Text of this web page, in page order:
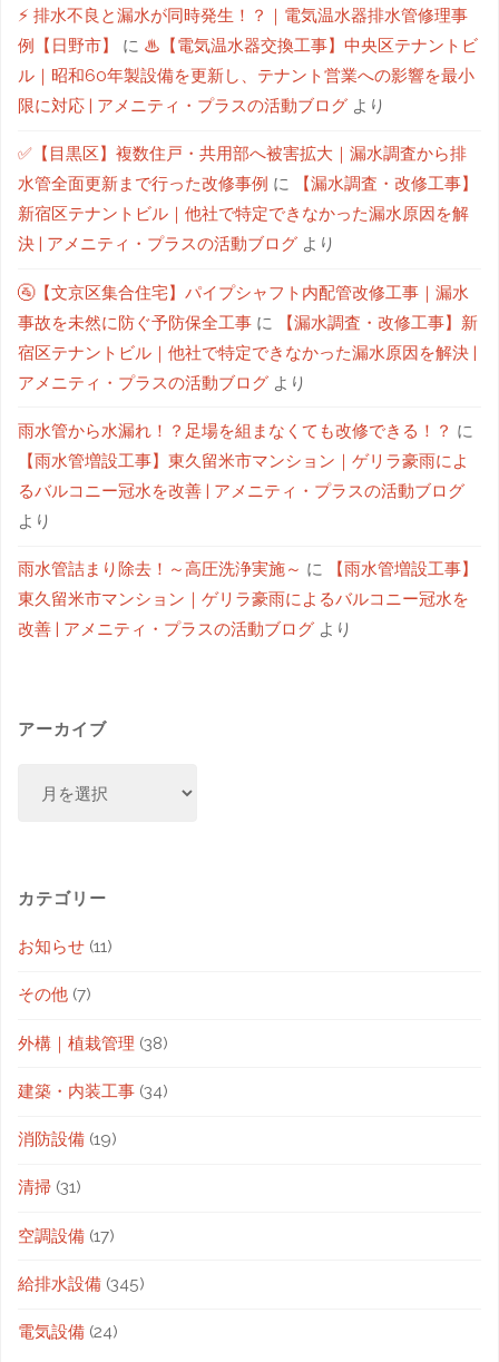
⚡ 排水不良と漏水が同時発生！？｜電気温水器排水管修理事
例【日野市】
に ♨【電気温水器交換工事】中央区テナントビ
ル｜昭和60年製設備を更新し、テナント営業への影響を最小
限に対応 | アメニティ・プラスの活動ブログ より
✅【目黒区】複数住戸・共用部へ被害拡大｜漏水調査から排
水管全面更新まで行った改修事例 に
【漏水調査・改修工事】
新宿区テナントビル｜他社で特定できなかった漏水原因を解
決 | アメニティ・プラスの活動ブログ より
🚰【文京区集合住宅】パイプシャフト内配管改修工事｜漏水
事故を未然に防ぐ予防保全工事 に
【漏水調査・改修工事】新
宿区テナントビル｜他社で特定できなかった漏水原因を解決 |
アメニティ・プラスの活動ブログ より
雨水管から水漏れ！？足場を組まなくても改修できる！？ に
【雨水管増設工事】東久留米市マンション｜ゲリラ豪雨によ
るバルコニー冠水を改善 | アメニティ・プラスの活動ブログ
より
雨水管詰まり除去！～高圧洗浄実施～ に
【雨水管増設工事】
東久留米市マンション｜ゲリラ豪雨によるバルコニー冠水を
改善 | アメニティ・プラスの活動ブログ より
アーカイブ
カテゴリー
お知らせ (11)
その他 (7)
外構｜植栽管理 (38)
建築・内装工事 (34)
消防設備 (19)
清掃 (31)
空調設備 (17)
給排水設備 (345)
電気設備 (24)